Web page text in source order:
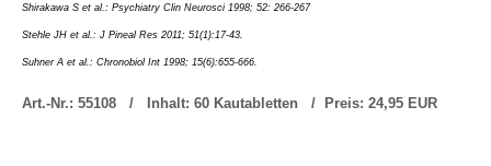
Shirakawa S et al.: Psychiatry Clin Neurosci 1998; 52: 266-267
Stehle JH et al.: J Pineal Res 2011; 51(1):17-43.
Suhner A et al.: Chronobiol Int 1998; 15(6):655-666.
Art.-Nr.: 55108 / Inhalt: 60 Kautabletten / Preis: 24,95 EUR